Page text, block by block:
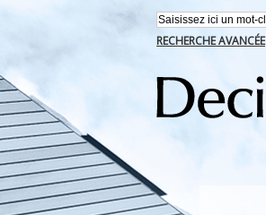
RECHERCHE AVANCÉE